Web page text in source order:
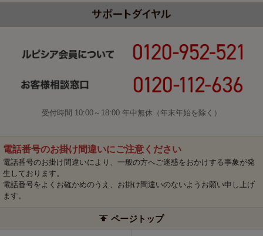
受付時間 10:00～18:00 年中無休（年末年始を除く）
電話番号のお掛け間違いにご注意ください
電話番号のお掛け間違いにより、一般の方へご迷惑をおかけする事象が発
生しております。
電話番号をよくお確かめのうえ、お掛け間違いのないようお願い申し上げ
ます。
ページトップ